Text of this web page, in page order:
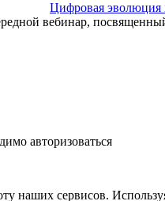
Цифровая эволюция
вебинар,
авторизоваться
наших сервисов.